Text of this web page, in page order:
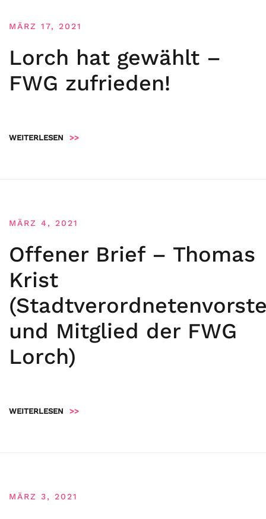
MÄRZ 17, 2021
Lorch hat gewählt –
FWG zufrieden!
WEITERLESEN >>
MÄRZ 4, 2021
Offener Brief – Thomas
Krist
und Mitglied der FWG
Lorch)
WEITERLESEN >>
MÄRZ 3, 2021